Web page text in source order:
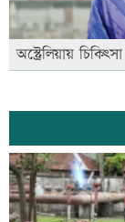
অস্ট্রেলিয়ায়